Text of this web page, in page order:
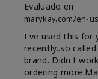
Evaluado en
marykay.com/en-
I've used this for
recently..so
brand. Didn't
ordering more